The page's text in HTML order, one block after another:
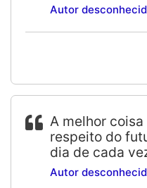
Autor
A melhor
respeito do
dia de cada
Autor